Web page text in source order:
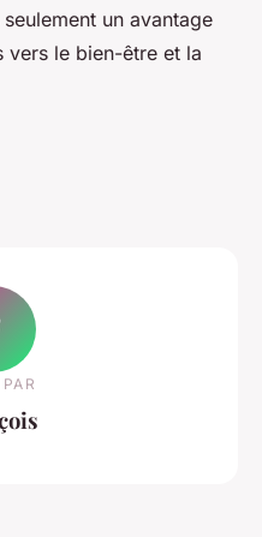
un avantage
vers le bien-être et la